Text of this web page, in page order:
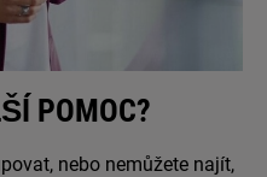
POMOC?
nebo nemůžete najít,